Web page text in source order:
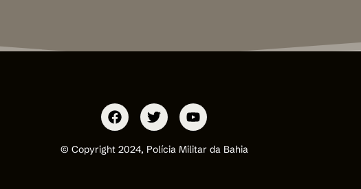
© Copyright 2024, Polícia Militar da Bahia